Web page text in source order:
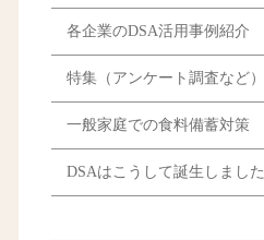
各企業のDSA活用事例紹介
特集（アンケート調査など）
一般家庭での食料備蓄対策
DSAはこうして誕生しました